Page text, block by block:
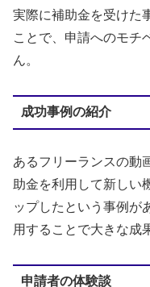
実際に補助金を受けた
ことで、申請へのモチ
ん。
成功事例の紹介
あるフリーランスの動
助金を利用して新しい
ップしたという事例が
用することで大きな成
申請者の体験談